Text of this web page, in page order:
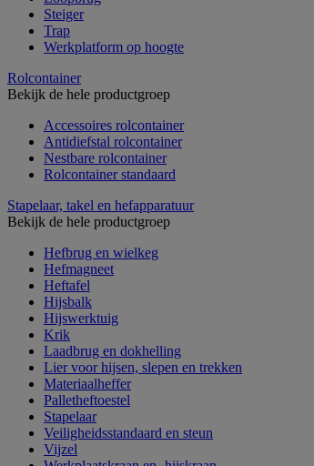
Steiger
Trap
Werkplatform op hoogte
Rolcontainer
Bekijk de hele productgroep
Accessoires rolcontainer
Antidiefstal rolcontainer
Nestbare rolcontainer
Rolcontainer standaard
Stapelaar, takel en hefapparatuur
Bekijk de hele productgroep
Hefbrug en wielkeg
Hefmagneet
Heftafel
Hijsbalk
Hijswerktuig
Krik
Laadbrug en dokhelling
Lier voor hijsen, slepen en trekken
Materiaalheffer
Palletheftoestel
Stapelaar
Veiligheidsstandaard en steun
Vijzel